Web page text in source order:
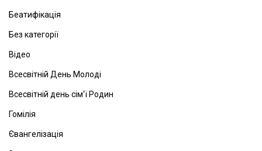
Беатифікація
Без категорії
Відео
Всесвітній День Молоді
Всесвітній день сім'ї Родин
Гомілія
Євангелізація